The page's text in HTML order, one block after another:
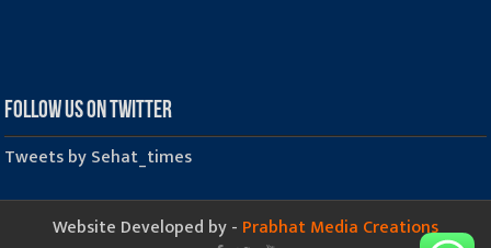
Follow us on Twitter
Tweets by Sehat_times
Website Developed by - Prabhat Media Creations